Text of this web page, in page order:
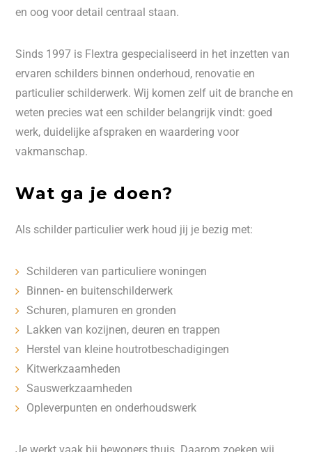
en oog voor detail centraal staan.
Sinds 1997 is Flextra gespecialiseerd in het inzetten van
ervaren schilders binnen onderhoud, renovatie en
particulier schilderwerk. Wij komen zelf uit de branche en
weten precies wat een schilder belangrijk vindt: goed
werk, duidelijke afspraken en waardering voor
vakmanschap.
Wat ga je doen?
Als schilder particulier werk houd jij je bezig met:
Schilderen van particuliere woningen
Binnen- en buitenschilderwerk
Schuren, plamuren en gronden
Lakken van kozijnen, deuren en trappen
Herstel van kleine houtrotbeschadigingen
Kitwerkzaamheden
Sauswerkzaamheden
Opleverpunten en onderhoudswerk